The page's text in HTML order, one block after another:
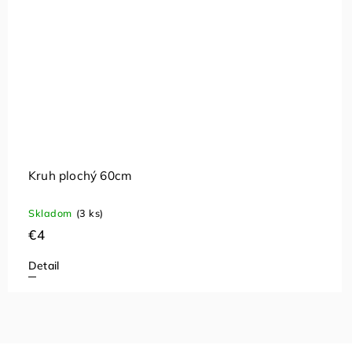
Kruh plochý 60cm
Skladom (3 ks)
€4
Detail